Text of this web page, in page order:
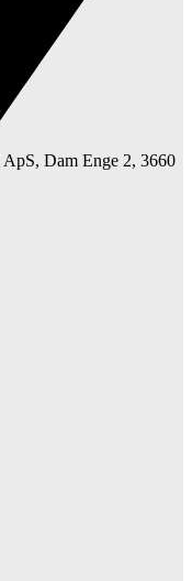
ApS, Dam Enge 2, 3660